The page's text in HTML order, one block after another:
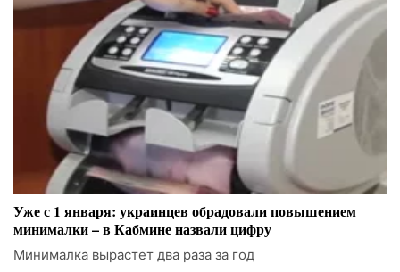
Уже с 1 января: украинцев обрадовали повышением
минималки – в Кабмине назвали цифру
Минималка вырастет два раза за год